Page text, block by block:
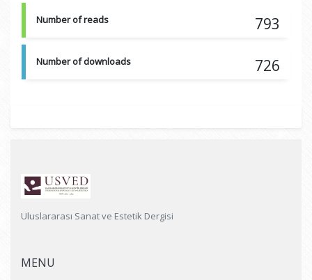
Number of reads 793
Number of downloads 726
Uluslararası Sanat ve Estetik Dergisi
MENU